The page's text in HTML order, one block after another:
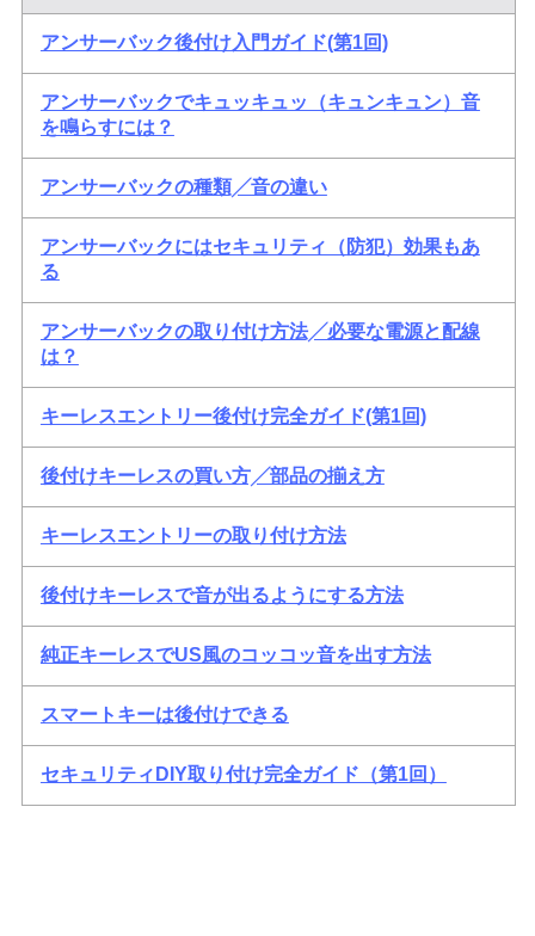
アンサーバック後付け入門ガイド(第1回)
アンサーバックでキュッキュッ（キュンキュン）音
を鳴らすには？
アンサーバックの種類╱音の違い
アンサーバックにはセキュリティ（防犯）効果もあ
る
アンサーバックの取り付け方法╱必要な電源と配線
は？
キーレスエントリー後付け完全ガイド(第1回)
後付けキーレスの買い方╱部品の揃え方
キーレスエントリーの取り付け方法
後付けキーレスで音が出るようにする方法
純正キーレスでUS風のコッコッ音を出す方法
スマートキーは後付けできる
セキュリティDIY取り付け完全ガイド（第1回）